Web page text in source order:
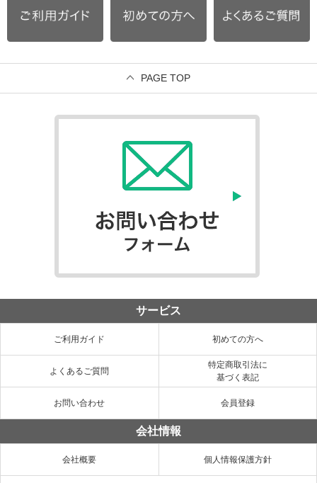
PAGE TOP
サービス
ご利用ガイド 初めての方へ
よくあるご質問
特定商取引法に
基づく表記
お問い合わせ 会員登録
会社情報
会社概要 個人情報保護方針